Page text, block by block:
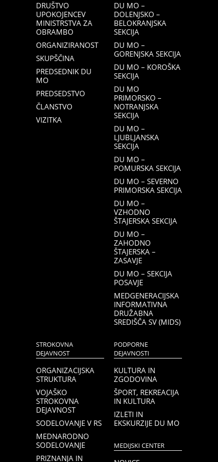
DRUŠTVO
UPOKOJENCEV
MINISTRSTVA ZA
OBRAMBO
ORGANIZIRANOST
SKUPŠČINA
PREDSEDNIK DU
MO
PREDSEDSTVO
ČLANSTVO
VIZITKA
DU MO –
DOLENJSKO –
BELOKRANJSKA
SEKCIJA
DU MO –
GORENJSKA SEKCIJA
DU MO – KOROŠKA
SEKCIJA
DU MO
PRIMORSKO –
NOTRANJSKA
SEKCIJA
DU MO –
LJUBLJANSKA
SEKCIJA
DU MO –
POMURSKA SEKCIJA
DU MO – SEVERNO
PRIMORSKA SEKCIJA
DU MO –
VZHODNO
ŠTAJERSKA SEKCIJA
DU MO –
ZAHODNO
ŠTAJERSKA –
ZASAVJE
DU MO – SEKCIJA
POSAVJE
MEDGENERACIJSKA
INFORMATIVNA
DRUŽABNA
SREDIŠČA SV (MIDS)
STROKOVNA
DEJAVNOST
ORGANIZACIJSKA
STRUKTURA
VOJAŠKO
STROKOVNA
DEJAVNOST
SODELOVANJE V RS
MEDNARODNO
SODELOVANJE
PRIZNANJA IN
PODPORNE
DEJAVNOSTI
KULTURA IN
ZGODOVINA
ŠPORT, REKREACIJA
IN KULTURA
IZLETI IN
EKSKURZIJE DU MO
MEDIJSKI CENTER